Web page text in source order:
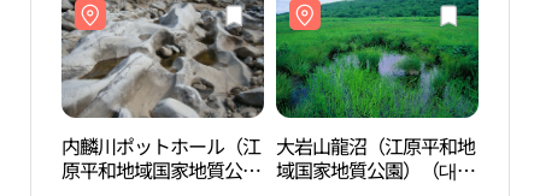
内麟川ポットホール（江
原平和地域国家地質公
大岩山龍沼（江原平和地
域国家地質公園）（대암